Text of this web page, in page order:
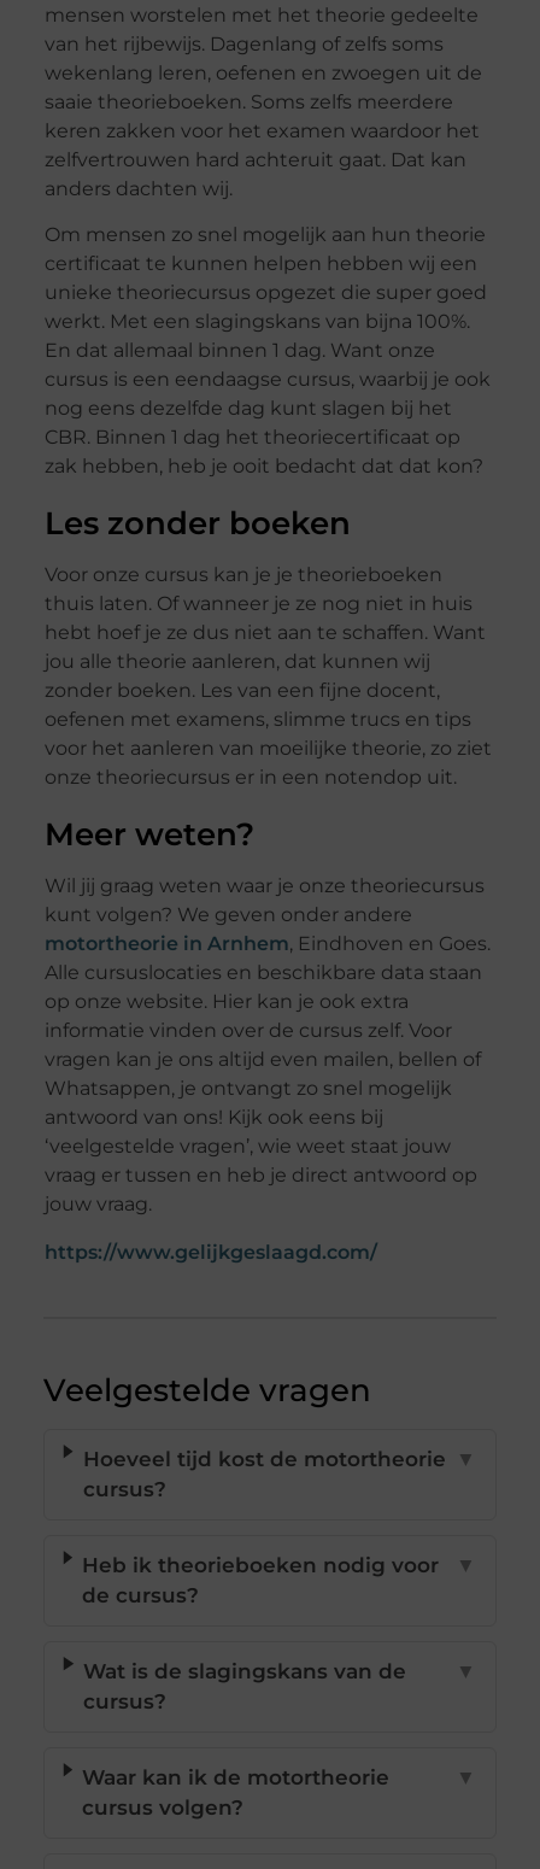
mensen worstelen met het theorie gedeelte
van het rijbewijs. Dagenlang of zelfs soms
wekenlang leren, oefenen en zwoegen uit de
saaie theorieboeken. Soms zelfs meerdere
keren zakken voor het examen waardoor het
zelfvertrouwen hard achteruit gaat. Dat kan
anders dachten wij.
Om mensen zo snel mogelijk aan hun theorie
certificaat te kunnen helpen hebben wij een
unieke theoriecursus opgezet die super goed
werkt. Met een slagingskans van bijna 100%.
En dat allemaal binnen 1 dag. Want onze
cursus is een eendaagse cursus, waarbij je ook
nog eens dezelfde dag kunt slagen bij het
CBR. Binnen 1 dag het theoriecertificaat op
zak hebben, heb je ooit bedacht dat dat kon?
Les zonder boeken
Voor onze cursus kan je je theorieboeken
thuis laten. Of wanneer je ze nog niet in huis
hebt hoef je ze dus niet aan te schaffen. Want
jou alle theorie aanleren, dat kunnen wij
zonder boeken. Les van een fijne docent,
oefenen met examens, slimme trucs en tips
voor het aanleren van moeilijke theorie, zo ziet
onze theoriecursus er in een notendop uit.
Meer weten?
Wil jij graag weten waar je onze theoriecursus
kunt volgen? We geven onder andere
motortheorie in Arnhem, Eindhoven en Goes.
Alle cursuslocaties en beschikbare data staan
op onze website. Hier kan je ook extra
informatie vinden over de cursus zelf. Voor
vragen kan je ons altijd even mailen, bellen of
Whatsappen, je ontvangt zo snel mogelijk
antwoord van ons! Kijk ook eens bij
‘veelgestelde vragen’, wie weet staat jouw
vraag er tussen en heb je direct antwoord op
jouw vraag.
https://www.gelijkgeslaagd.com/
Veelgestelde vragen
Hoeveel tijd kost de motortheorie
cursus?
▼
Heb ik theorieboeken nodig voor
de cursus?
▼
Wat is de slagingskans van de
cursus?
▼
Waar kan ik de motortheorie
cursus volgen?
▼